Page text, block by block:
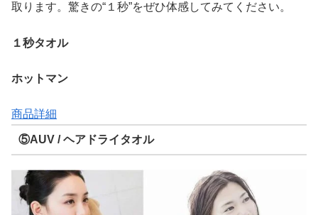
取ります。驚きの“１秒”をぜひ体感してみてください。
１秒タオル
ホットマン
商品詳細
⑤AUV / ヘアドライタオル